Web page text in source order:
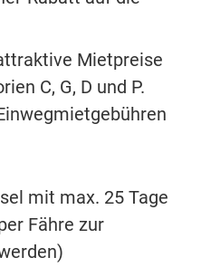
Mietpreise
C, G, D und P.
mit max. 25 Tage
Fähre zur